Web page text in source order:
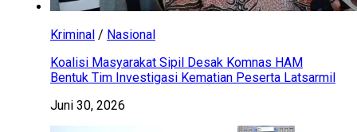
Kriminal / Nasional
Koalisi Masyarakat Sipil Desak Komnas HAM
Bentuk Tim Investigasi Kematian Peserta Latsarmil
Juni 30, 2026